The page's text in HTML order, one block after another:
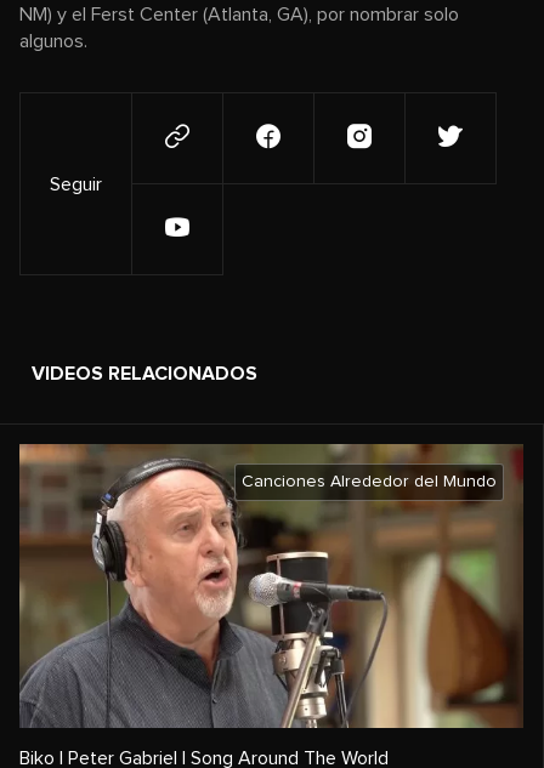
NM) y el Ferst Center (Atlanta, GA), por nombrar solo
algunos.
Seguir
VIDEOS RELACIONADOS
Canciones Alrededor del Mundo
Biko | Peter Gabriel | Song Around The World